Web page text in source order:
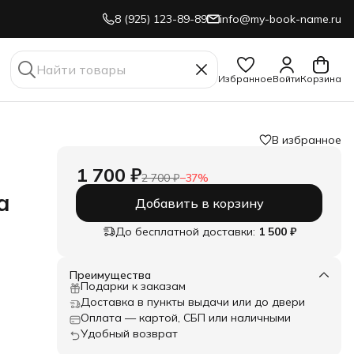
8 (925) 123-89-89 info@my-book-name.ru
ИзбранноеВойтиКорзина
В избранное
1 700 ₽2 700 ₽−37%
Добавить в корзину
До бесплатной доставки: 1 500 ₽
Преимущества
Подарки к заказам
Доставка в пункты выдачи или до двери
Оплата — картой, СБП или наличными
Удобный возврат